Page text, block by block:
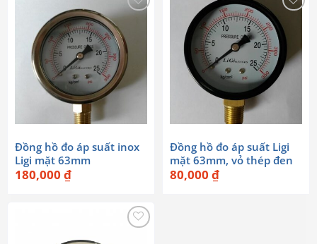
Đồng hồ đo áp suất inox
Ligi mặt 63mm
180,000 ₫
Đồng hồ đo áp suất Ligi
mặt 63mm, vỏ thép đen
80,000 ₫